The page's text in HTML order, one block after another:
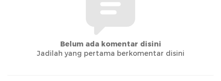
Belum ada komentar disini
Jadilah yang pertama berkomentar disini